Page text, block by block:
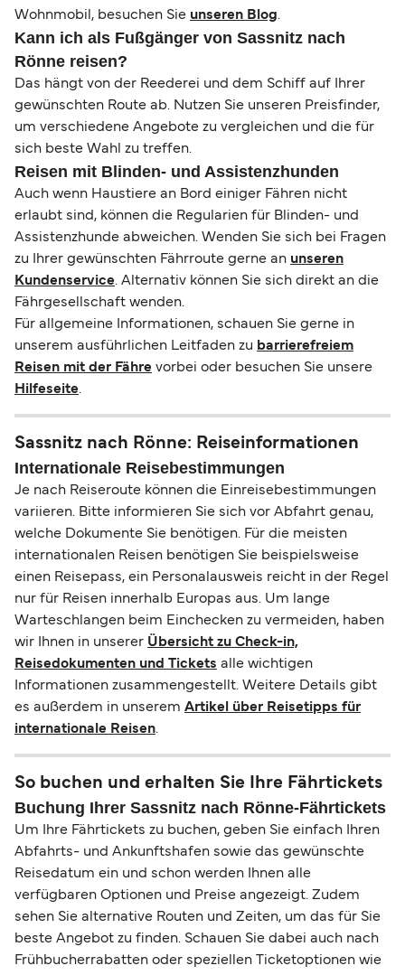
Wohnmobil, besuchen Sie unseren Blog.
Kann ich als Fußgänger von Sassnitz nach
Rönne reisen?
Das hängt von der Reederei und dem Schiff auf Ihrer
gewünschten Route ab. Nutzen Sie unseren Preisfinder,
um verschiedene Angebote zu vergleichen und die für
sich beste Wahl zu treffen.
Reisen mit Blinden- und Assistenzhunden
Auch wenn Haustiere an Bord einiger Fähren nicht
erlaubt sind, können die Regularien für Blinden- und
Assistenzhunde abweichen. Wenden Sie sich bei Fragen
zu Ihrer gewünschten Fährroute gerne an unseren
Kundenservice. Alternativ können Sie sich direkt an die
Fährgesellschaft wenden.
Für allgemeine Informationen, schauen Sie gerne in
unserem ausführlichen Leitfaden zu barrierefreiem
Reisen mit der Fähre vorbei oder besuchen Sie unsere
Hilfeseite.
Sassnitz nach Rönne: Reiseinformationen
Internationale Reisebestimmungen
Je nach Reiseroute können die Einreisebestimmungen
variieren. Bitte informieren Sie sich vor Abfahrt genau,
welche Dokumente Sie benötigen. Für die meisten
internationalen Reisen benötigen Sie beispielsweise
einen Reisepass, ein Personalausweis reicht in der Regel
nur für Reisen innerhalb Europas aus. Um lange
Warteschlangen beim Einchecken zu vermeiden, haben
wir Ihnen in unserer Übersicht zu Check-in,
Reisedokumenten und Tickets alle wichtigen
Informationen zusammengestellt. Weitere Details gibt
es außerdem in unserem Artikel über Reisetipps für
internationale Reisen.
So buchen und erhalten Sie Ihre Fährtickets
Buchung Ihrer Sassnitz nach Rönne-Fährtickets
Um Ihre Fährtickets zu buchen, geben Sie einfach Ihren
Abfahrts- und Ankunftshafen sowie das gewünschte
Reisedatum ein und schon werden Ihnen alle
verfügbaren Optionen und Preise angezeigt. Zudem
sehen Sie alternative Routen und Zeiten, um das für Sie
beste Angebot zu finden. Schauen Sie dabei auch nach
Frühbucherrabatten oder speziellen Ticketoptionen wie